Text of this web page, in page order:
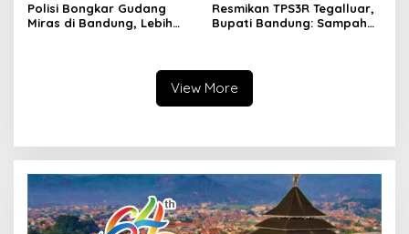
Polisi Bongkar Gudang
Miras di Bandung, Lebih
Resmikan TPS3R Tegalluar,
Bupati Bandung: Sampah
View More